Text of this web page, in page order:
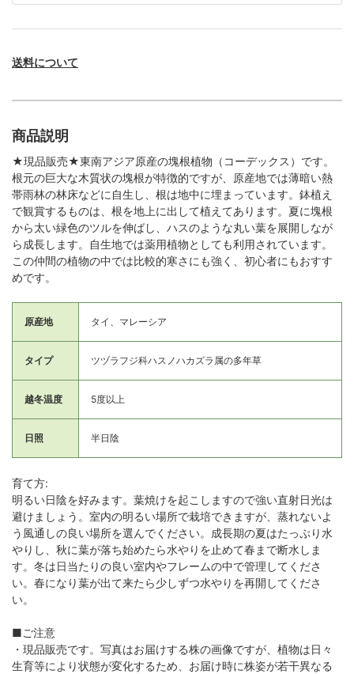
送料について
商品説明
★現品販売★東南アジア原産の塊根植物（コーデックス）です。
根元の巨大な木質状の塊根が特徴的ですが、原産地では薄暗い熱
帯雨林の林床などに自生し、根は地中に埋まっています。鉢植え
で観賞するものは、根を地上に出して植えてあります。夏に塊根
から太い緑色のツルを伸ばし、ハスのような丸い葉を展開しなが
ら成長します。自生地では薬用植物としても利用されています。
この仲間の植物の中では比較的寒さにも強く、初心者にもおすす
めです。
原産地 タイ、マレーシア
タイプ ツヅラフジ科ハスノハカズラ属の多年草
越冬温度 5度以上
日照 半日陰
育て方:
明るい日陰を好みます。葉焼けを起こしますので強い直射日光は
避けましょう。室内の明るい場所で栽培できますが、蒸れないよ
う風通しの良い場所を選んでください。成長期の夏はたっぷり水
やりし、秋に葉が落ち始めたら水やりを止めて春まで断水しま
す。冬は日当たりの良い室内やフレームの中で管理してくださ
い。春になり葉が出て来たら少しずつ水やりを再開してくださ
い。
■ご注意
・現品販売です。写真はお届けする株の画像ですが、植物は日々
生育等により状態が変化するため、お届け時に株姿が若干異なる